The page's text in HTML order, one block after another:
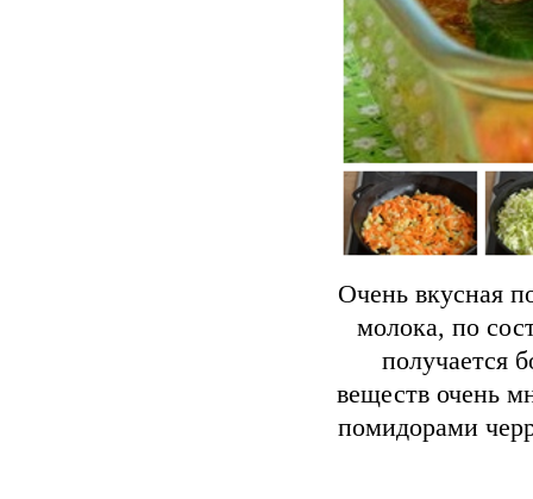
Очень вкусная
молока, по
получается
веществ очень
помидорами